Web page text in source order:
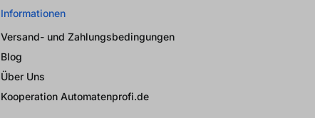
Informationen
Versand- und Zahlungsbedingungen
Blog
Über Uns
Kooperation Automatenprofi.de